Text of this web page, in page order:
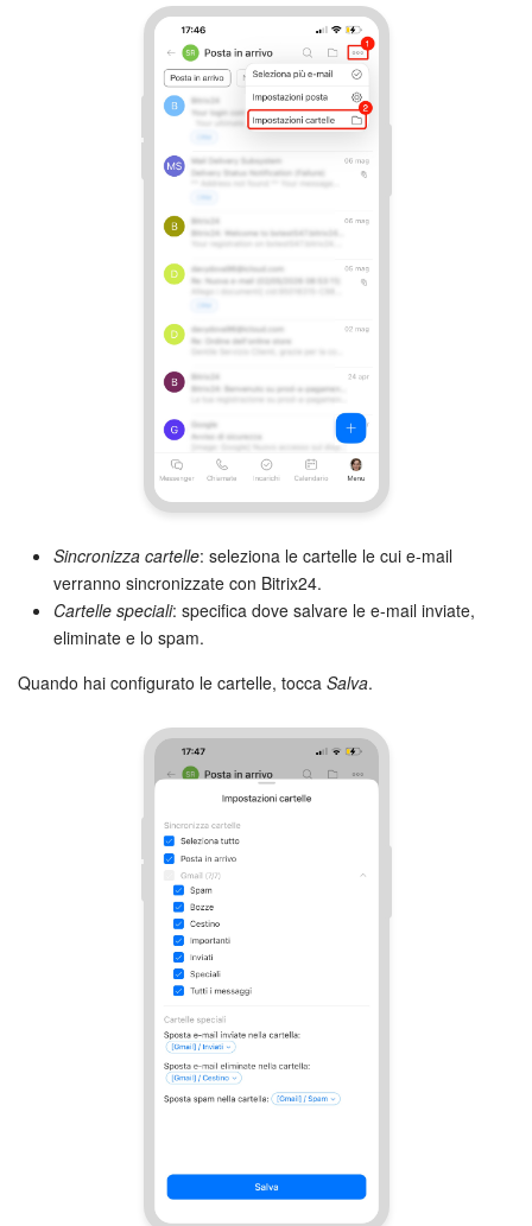
Sincronizza cartelle: seleziona le cartelle le cui e-mail
verranno sincronizzate con Bitrix24.
Cartelle speciali: specifica dove salvare le e-mail inviate,
eliminate e lo spam.
Quando hai configurato le cartelle, tocca Salva.